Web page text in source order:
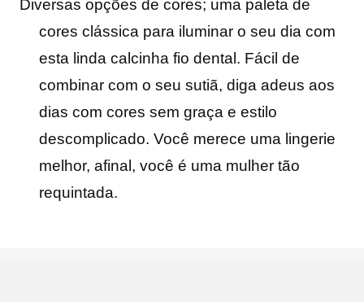
Diversas opções de cores; uma paleta de
cores clássica para iluminar o seu dia com
esta linda calcinha fio dental. Fácil de
combinar com o seu sutiã, diga adeus aos
dias com cores sem graça e estilo
descomplicado. Você merece uma lingerie
melhor, afinal, você é uma mulher tão
requintada.